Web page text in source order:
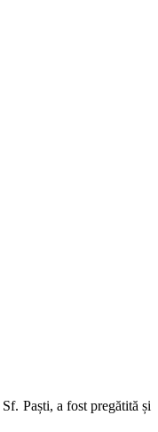
Paști, a fost pregătită și